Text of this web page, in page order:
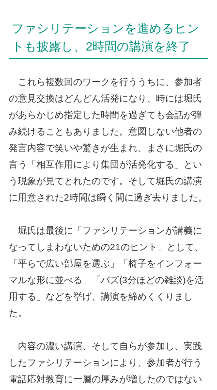
ファシリテーションを進めるヒン
トも披露し、2時間の講演を終了
これら複数回のワークを行ううちに、参加者
の意見交換はどんどん活発になり、時には堀氏
があらかじめ指定した時間を過ぎても会話が弾
み続けることもありました。意図しない他者の
発言内容で笑いや驚きが生まれ、まさに堀氏の
言う「相互作用により集団が活発化する」とい
う現象が見てとれたのです。そして堀氏の講演
に用意された2時間は瞬く間に過ぎ去りました。
堀氏は最後に「ファシリテーションが講義に
なってしまわないための21のヒント」として、
「平らで広い部屋を選ぶ」「椅子をインフォー
マルな形に並べる」「バズ(3分ほどの雑談)を活
用する」などを挙げ、講演を締めくくりまし
た。
内容の濃い講演、そして自らが参加し、実践
したファシリテーションにより、参加者が行う
電話応対教育に一層の厚みが増したのではない